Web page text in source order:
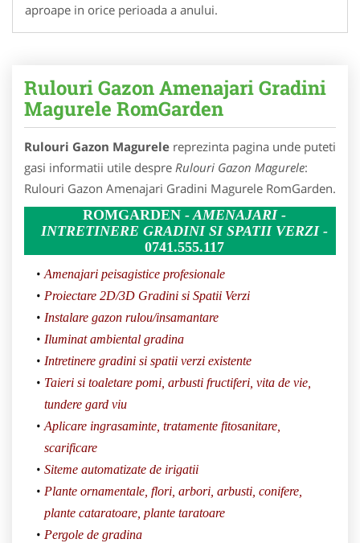
aproape in orice perioada a anului.
Rulouri Gazon Amenajari Gradini
Magurele RomGarden
Rulouri Gazon Magurele reprezinta pagina unde puteti
gasi informatii utile despre Rulouri Gazon Magurele:
Rulouri Gazon Amenajari Gradini Magurele RomGarden.
ROMGARDEN- AMENAJARI -
INTRETINERE GRADINI SI SPATII VERZI -
0741.555.117
Amenajari peisagistice profesionale
Proiectare 2D/3D Gradini si Spatii Verzi
Instalare gazon rulou/insamantare
Iluminat ambiental gradina
Intretinere gradini si spatii verzi existente
Taieri si toaletare pomi, arbusti fructiferi, vita de vie,
tundere gard viu
Aplicare ingrasaminte, tratamente fitosanitare,
scarificare
Siteme automatizate de irigatii
Plante ornamentale, flori, arbori, arbusti, conifere,
plante cataratoare, plante taratoare
Pergole de gradina